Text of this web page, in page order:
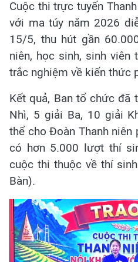
Cuộc thi trực tuyến
với ma túy năm 2026
15/5, thu hút gần
niên, học sinh, sinh
trắc nghiệm về kiến thức
Kết quả, Ban tổ chức đã
Nhì, 5 giải Ba, 10 giải
thể cho Đoàn Thanh niên
có hơn 5.000 lượt thí
cuộc thi thuộc về thí
Bàn).